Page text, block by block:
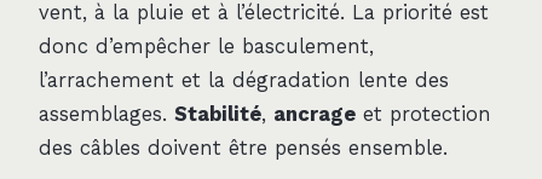
vent, à la pluie et à l’électricité. La priorité est
donc d’empêcher le basculement,
l’arrachement et la dégradation lente des
assemblages. Stabilité, ancrage et protection
des câbles doivent être pensés ensemble.